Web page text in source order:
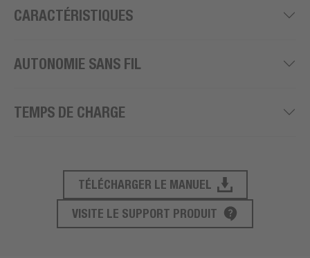
CARACTÉRISTIQUES
AUTONOMIE SANS FIL
TEMPS DE CHARGE
SUPPORT PRODUIT
TÉLÉCHARGER LE MANUEL
VISITE LE SUPPORT PRODUIT